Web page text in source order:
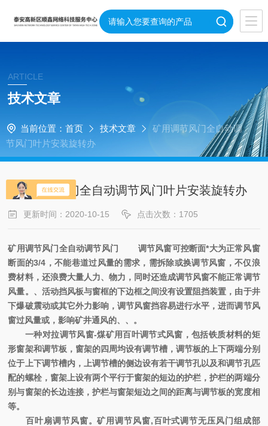
ARTICLE
技术文章
当前位置： 首页 技术文章
矿用调节风门全自动调
节风门叶片安装旋转办
矿用调节风门全自动调节风门叶片安装旋转办
更新时间：2020-10-15 点击次数：1705
矿用调节风门全自动调节风门
调节风窗可控断面*大为正常风窗
断面的3/4，不能巷道过风量的需求，需拆除或换调节风窗，不仅浪
费材料，还浪费大量人力、物力，同时还造成调节风窗不能正常调节
风量。、活动挡风板与窗框的下边框之间没有设置阻挡装置，由于井
下爆破震动或其它外力影响，调节风窗挡容易进行水平，进而调节风
窗过风量或，影响矿井通风的、、。
一种对拉调节风窗-煤矿用百叶调节式风窗，包括铁质材料的矩
形窗架和调节板，窗架的四周均设有调节槽，调节板的上下两端分别
位于上下调节槽内，上调节槽的侧边设有若干调节孔以及和调节孔匹
配的螺栓，窗架上设有两个平行于窗架的短边的护栏，护栏的两端分
别与窗架的长边连接，护栏与窗架短边之间的距离与调节板的宽度相
等。
百叶扇调节风窗。矿用调节风窗,百叶式调节无压风门组成部